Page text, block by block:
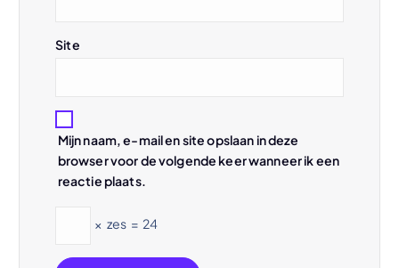
Site
Mijn naam, e-mail en site opslaan in deze
browser voor de volgende keer wanneer ik een
reactie plaats.
× zes = 24